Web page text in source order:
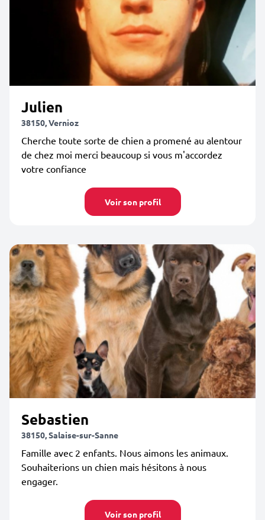
Julien
38150, Vernioz
Cherche toute sorte de chien a promené au alentour
de chez moi merci beaucoup si vous m'accordez
votre confiance
Voir son profil
Sebastien
38150, Salaise-sur-Sanne
Famille avec 2 enfants. Nous aimons les animaux.
Souhaiterions un chien mais hésitons à nous
engager.
Voir son profil